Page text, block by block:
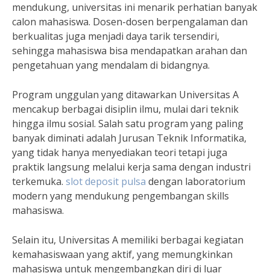
mendukung, universitas ini menarik perhatian banyak
calon mahasiswa. Dosen-dosen berpengalaman dan
berkualitas juga menjadi daya tarik tersendiri,
sehingga mahasiswa bisa mendapatkan arahan dan
pengetahuan yang mendalam di bidangnya.
Program unggulan yang ditawarkan Universitas A
mencakup berbagai disiplin ilmu, mulai dari teknik
hingga ilmu sosial. Salah satu program yang paling
banyak diminati adalah Jurusan Teknik Informatika,
yang tidak hanya menyediakan teori tetapi juga
praktik langsung melalui kerja sama dengan industri
terkemuka. slot deposit pulsa dengan laboratorium
modern yang mendukung pengembangan skills
mahasiswa.
Selain itu, Universitas A memiliki berbagai kegiatan
kemahasiswaan yang aktif, yang memungkinkan
mahasiswa untuk mengembangkan diri di luar